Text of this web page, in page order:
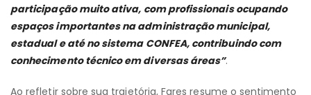
participação muito ativa, com profissionais ocupando
espaços importantes na administração municipal,
estadual e até no sistema CONFEA, contribuindo com
conhecimento técnico em diversas áreas”.
Ao refletir sobre sua trajetória, Fares resume o sentimento